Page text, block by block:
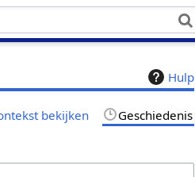
Hulp
bekijken Geschiedenis